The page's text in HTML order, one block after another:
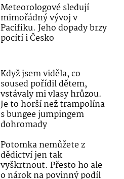
Meteorologové sledují
mimořádný vývoj v
Pacifiku. Jeho dopady brzy
pocítí i Česko
Když jsem viděla, co
soused pořídil dětem,
vstávaly mi vlasy hrůzou.
Je to horší než trampolína
s bungee jumpingem
dohromady
Potomka nemůžete z
dědictví jen tak
vyškrtnout. Přesto ho ale
o nárok na povinný podíl